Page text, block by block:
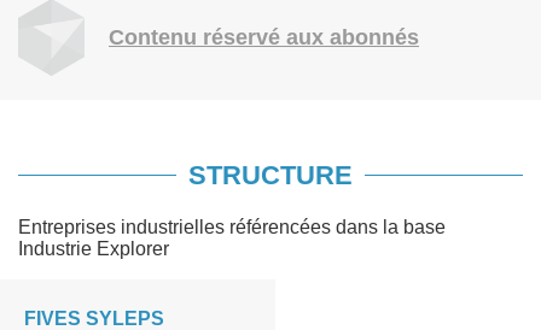
Contenu réservé aux abonnés
STRUCTURE
Entreprises industrielles référencées dans la base
Industrie Explorer
FIVES SYLEPS